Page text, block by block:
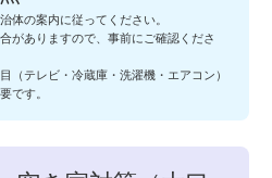
体の案内に従ってください。
がありますので、事前にご確認くださ
（テレビ・冷蔵庫・洗濯機・エアコン）
です。